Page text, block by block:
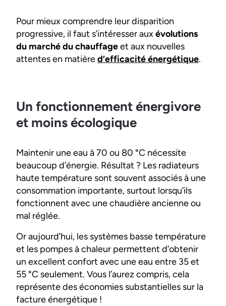
Pour mieux comprendre leur disparition
progressive, il faut s’intéresser auxévolutions
du marché du chauffageet aux nouvelles
attentes en matièred’efficacité énergétique.
Un fonctionnement énergivore
et moins écologique
Maintenir une eau à 70 ou 80 °C nécessite
beaucoup d’énergie. Résultat ? Les radiateurs
haute température sont souvent associés à une
consommation importante, surtout lorsqu’ils
fonctionnent avec une chaudière ancienne ou
mal réglée.
Or aujourd’hui, les systèmes basse température
et les pompes à chaleur permettent d’obtenir
un excellent confort avec une eau entre 35 et
55 °C seulement. Vous l’aurez compris, cela
représente des économies substantielles sur la
facture énergétique !